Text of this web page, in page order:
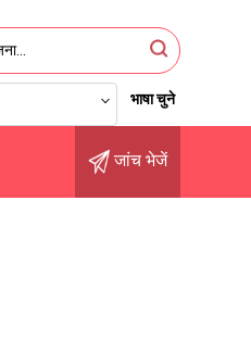
भाषा चुने
जांच भेजें